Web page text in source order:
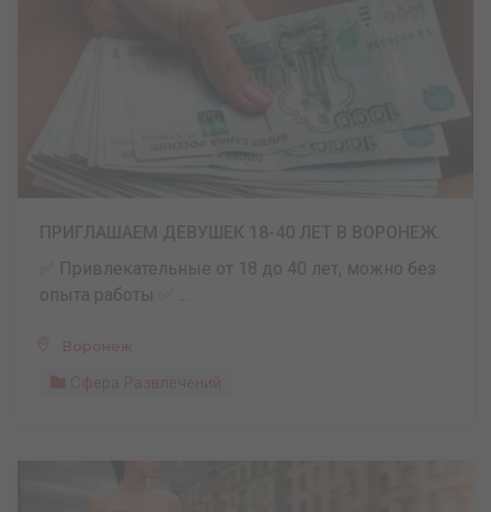
✅ Привлекательные от 18 до 40 лет, можно без
опыта работы ✅ ...
Воронеж
Сфера Развлечений